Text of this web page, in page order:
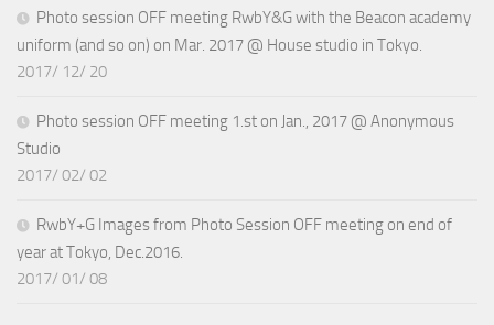
Photo session OFF meeting RwbY&G with the Beacon academy
uniform (and so on) on Mar. 2017 @ House studio in Tokyo.
2017/ 12/ 20
Photo session OFF meeting 1.st on Jan., 2017 @ Anonymous
Studio
2017/ 02/ 02
RwbY+G Images from Photo Session OFF meeting on end of
year at Tokyo, Dec.2016.
2017/ 01/ 08